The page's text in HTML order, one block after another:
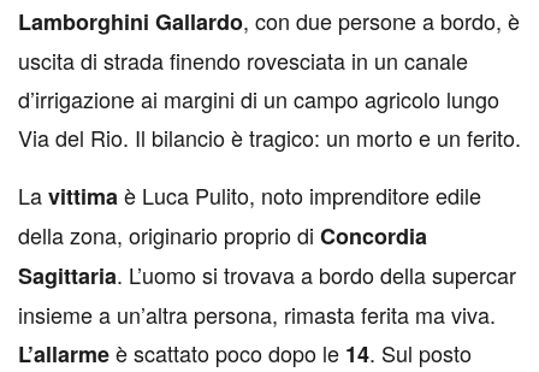
Lamborghini Gallardo, con due persone a bordo, è
uscita di strada finendo rovesciata in un canale
d’irrigazione ai margini di un campo agricolo lungo
Via del Rio. Il bilancio è tragico: un morto e un ferito.
Lavittimaè Luca Pulito, noto imprenditore edile
della zona, originario proprio di Concordia
Sagittaria. L’uomo si trovava a bordo della supercar
insieme a un’altra persona, rimasta ferita ma viva.
L’allarmeè scattato poco dopo le 14. Sul posto